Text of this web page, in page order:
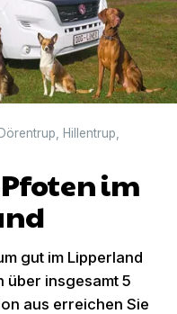
Dörentrup Hillentrup
im
gut im Lipperland
über insgesamt 5
aus erreichen Sie